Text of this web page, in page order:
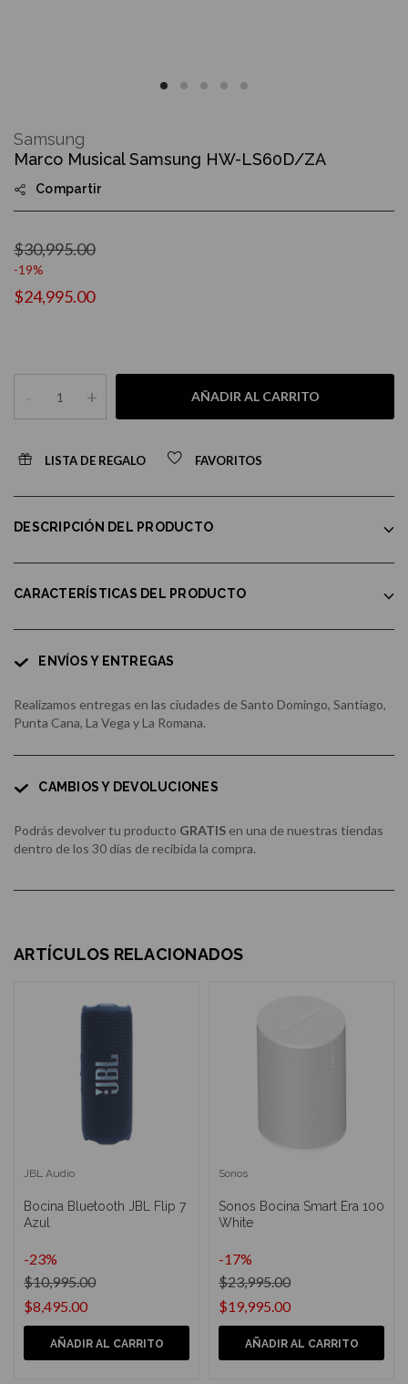
the
beginning
the
images
Marco Musical Samsung HW-LS60D/ZA
Compartir
$24,995.00
$30,995.00
-19%
- + AÑADIR AL CARRITO
LISTA DE REGALO FAVORITOS
Samsung
DESCRIPCIÓN DEL PRODUCTO
CARACTERÍSTICAS DEL PRODUCTO
ENVÍOS Y ENTREGAS
Realizamos entregas en las ciudades de Santo Domingo, Santiago,
Punta Cana, La Vega y La Romana.
CAMBIOS Y DEVOLUCIONES
Podrás devolver tu producto GRATIS en una de nuestras tiendas
dentro de los 30 días de recibida la compra.
ARTÍCULOS RELACIONADOS
JBL Audio
Bocina Bluetooth JBL Flip 7
Azul
$8,495.00
$10,995.00
-23%
AÑADIR AL CARRITO
Sonos
Sonos Bocina Smart Era 100
White
$19,995.00
$23,995.00
-17%
AÑADIR AL CARRITO